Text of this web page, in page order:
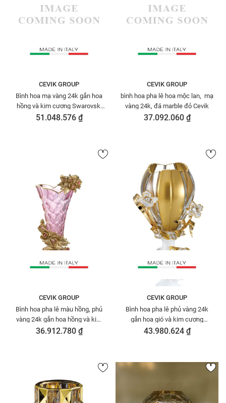
CEVIK GROUP
Bình hoa mạ vàng 24k gắn hoa
hồng và kim cương Swarovski
Cevik 3NT.OTVHW/251/W
51.048.576 ₫
CEVIK GROUP
bình hoa pha lê hoa mộc lan, mạ
vàng 24k, đá marble đỏ Cevik
37.092.060 ₫
CEVIK GROUP
Bình hoa pha lê màu hồng, phủ
vàng 24k gắn hoa hồng và kim
cương swarovski Cevik
36.912.780 ₫
CEVIK GROUP
Bình hoa pha lê phủ vàng 24k
gắn hoa gió và kim cương
swarovski Cevik
43.980.624 ₫